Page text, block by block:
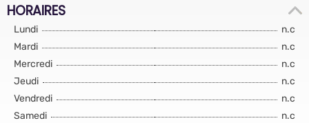
HORAIRES
Lundi
n.c
Mardi
n.c
Mercredi
n.c
Jeudi
n.c
Vendredi
n.c
Samedi
n.c